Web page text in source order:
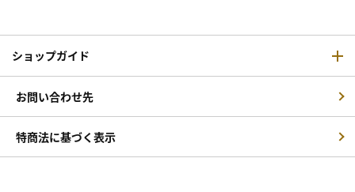
ショップガイド
お問い合わせ先
特商法に基づく表示